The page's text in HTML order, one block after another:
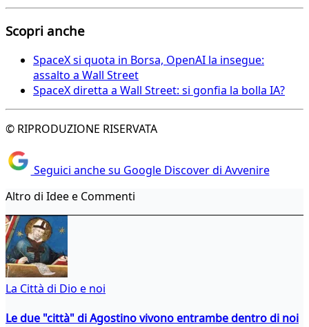
Scopri anche
SpaceX si quota in Borsa, OpenAI la insegue:
assalto a Wall Street
SpaceX diretta a Wall Street: si gonfia la bolla IA?
© RIPRODUZIONE RISERVATA
Seguici anche su Google Discover di Avvenire
Altro di Idee e Commenti
La Città di Dio e noi
Le due "città" di Agostino vivono entrambe dentro di noi